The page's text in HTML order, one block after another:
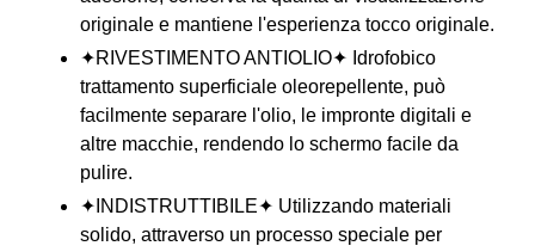
originale e mantiene l'esperienza tocco originale.
✦RIVESTIMENTO ANTIOLIO✦ Idrofobico
trattamento superficiale oleorepellente, può
facilmente separare l'olio, le impronte digitali e
altre macchie, rendendo lo schermo facile da
pulire.
✦INDISTRUTTIBILE✦ Utilizzando materiali
solido, attraverso un processo speciale per